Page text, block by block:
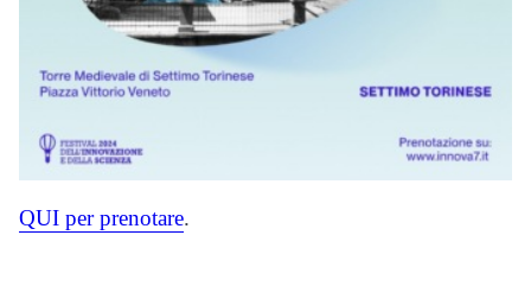
QUI per prenotare.